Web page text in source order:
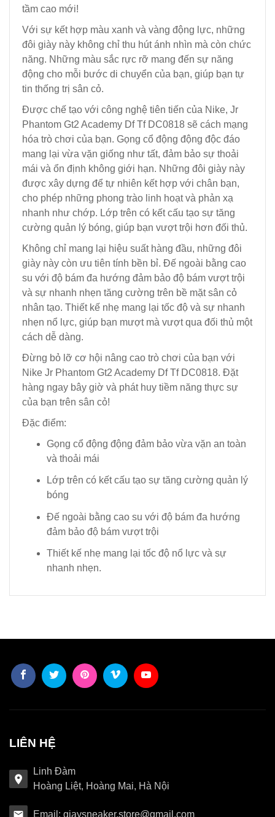
tầm cao mới!
Với sự kết hợp màu xanh và vàng động lực, những
đôi giày này không chỉ thu hút ánh nhìn mà còn chức
năng. Những màu sắc rực rỡ mang đến sự năng
động cho mỗi bước di chuyển của bạn, giúp bạn tự
tin thống trị sân cỏ.
Được chế tạo với công nghệ tiên tiến của Nike, Jr
Phantom Gt2 Academy Df Tf DC0818 sẽ cách mạng
hóa trò chơi của bạn. Gọng cổ động động độc đáo
mang lại vừa vặn giống như tất, đảm bảo sự thoải
mái và ổn định không giới hạn. Những đôi giày này
được xây dựng để tự nhiên kết hợp với chân bạn,
cho phép những phong trào linh hoạt và phản xạ
nhanh như chớp. Lớp trên có kết cấu tạo sự tăng
cường quản lý bóng, giúp bạn vượt trội hơn đối thủ.
Không chỉ mang lại hiệu suất hàng đầu, những đôi
giày này còn ưu tiên tính bền bỉ. Đế ngoài bằng cao
su với độ bám đa hướng đảm bảo độ bám vượt trội
và sự nhanh nhẹn tăng cường trên bề mặt sân cỏ
nhân tạo. Thiết kế nhẹ mang lại tốc độ và sự nhanh
nhẹn nổ lực, giúp bạn mượt mà vượt qua đối thủ một
cách dễ dàng.
Đừng bỏ lỡ cơ hội nâng cao trò chơi của bạn với
Nike Jr Phantom Gt2 Academy Df Tf DC0818. Đặt
hàng ngay bây giờ và phát huy tiềm năng thực sự
của bạn trên sân cỏ!
Đặc điểm:
Gọng cổ động động đảm bảo vừa vặn an toàn
và thoải mái
Lớp trên có kết cấu tạo sự tăng cường quản lý
bóng
Đế ngoài bằng cao su với độ bám đa hướng
đảm bảo độ bám vượt trội
Thiết kế nhẹ mang lại tốc độ nổ lực và sự
nhanh nhẹn.
LIÊN HỆ
Linh Đàm
Hoàng Liệt, Hoàng Mai, Hà Nội
Email: giaysneaker.store@gmail.com